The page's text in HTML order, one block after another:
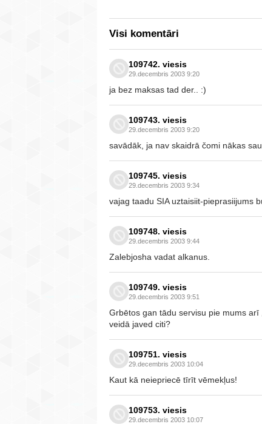
Visi komentāri
109742. viesis
29.decembris 2003 9:20
ja bez maksas tad der.. :)
109743. viesis
29.decembris 2003 9:20
savādāk, ja nav skaidrā čomi nākas
109745. viesis
29.decembris 2003 9:34
vajag taadu SIA uztaisiit-pieprasiijums
109748. viesis
29.decembris 2003 9:44
Zalebjosha vadat alkanus.
109749. viesis
29.decembris 2003 9:51
Grbētos gan tādu servisu pie mums
veidā javed citi?
109751. viesis
29.decembris 2003 10:04
Kaut kā neiepriecē tīrīt vēmekļus!
109753. viesis
29.decembris 2003 10:07